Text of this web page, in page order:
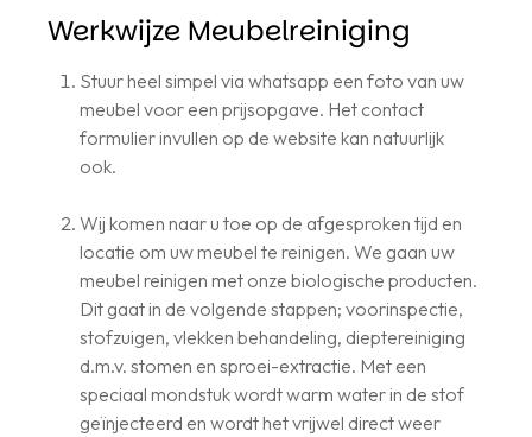
Werkwijze Meubelreiniging
Stuur heel simpel via whatsapp een foto van uw
meubel voor een prijsopgave. Het contact
formulier invullen op de website kan natuurlijk
ook.
Wij komen naar u toe op de afgesproken tijd en
locatie om uw meubel te reinigen. We gaan uw
meubel reinigen met onze biologische producten.
Dit gaat in de volgende stappen; voorinspectie,
stofzuigen, vlekken behandeling, dieptereiniging
d.m.v. stomen en sproei-extractie. Met een
speciaal mondstuk wordt warm water in de stof
geïnjecteerd en wordt het vrijwel direct weer